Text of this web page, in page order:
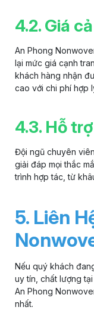
4.2. Giá
An Phong
lại mức giá cạnh
khách hàng nhận
cao với chi phí hợp
4.3. Hỗ
Đội ngũ chuyên
giải đáp mọi thắc
trình hợp tác, từ
5. Liên
Nếu quý khách
uy tín, chất lượng
An Phong
nhất.